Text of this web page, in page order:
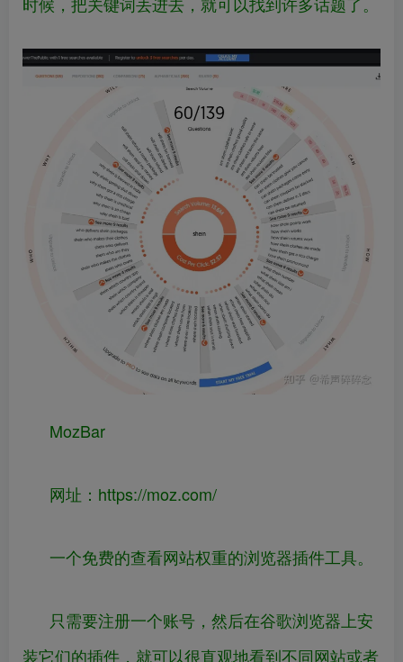
MozBar
网址： https://moz.com/
一个免费的查看网站权重的浏览器插件工具。
只需要注册一个账号，然后在谷歌浏览器上安
装它们的插件，就可以很直观地看到不同网站或者